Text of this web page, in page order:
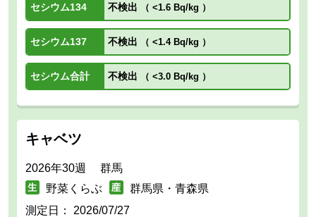
セシウム134 不検出 （ <1.6 Bq/kg ）
セシウム137 不検出 （ <1.4 Bq/kg ）
セシウム合計 不検出 （ <3.0 Bq/kg ）
キャベツ
2026年30週 群馬
野菜くらぶ
群馬県・青森県
測定日： 2026/07/27